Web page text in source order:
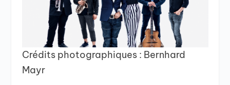
Crédits photographiques : Bernhard
Mayr